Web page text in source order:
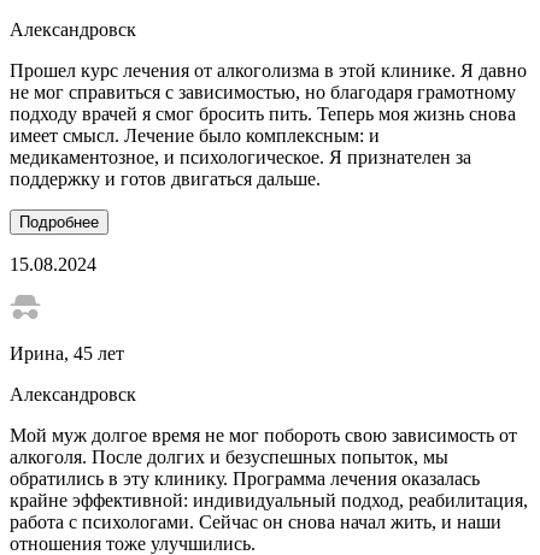
Александровск
Прошел курс лечения от алкоголизма в этой клинике. Я давно
не мог справиться с зависимостью, но благодаря грамотному
подходу врачей я смог бросить пить. Теперь моя жизнь снова
имеет смысл. Лечение было комплексным: и
медикаментозное, и психологическое. Я признателен за
поддержку и готов двигаться дальше.
Подробнее
15.08.2024
Ирина, 45 лет
Александровск
Мой муж долгое время не мог побороть свою зависимость от
алкоголя. После долгих и безуспешных попыток, мы
обратились в эту клинику. Программа лечения оказалась
крайне эффективной: индивидуальный подход, реабилитация,
работа с психологами. Сейчас он снова начал жить, и наши
отношения тоже улучшились.